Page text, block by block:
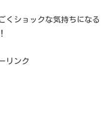
くショックな気持ちになる
リンク